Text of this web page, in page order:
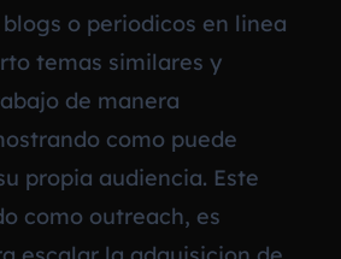
o periodicos en linea
temas similares y
de manera
como puede
propia audiencia. Este
como outreach, es